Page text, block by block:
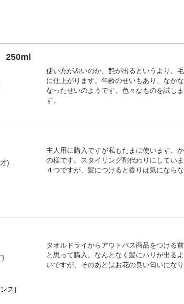
250ml
使い方が悪いのか、艶が出るというより、
に仕上がります。年齢のせいもあり、なか
なったせいのようです。色々なものを試し
す。
)
主人用に購入ですが私もたまに使います。
の様です。スタイリング剤代わりにしてい
４つですが、髪につけると香りは気になら
)
タオルドライからアウトバス商品をつける
と思って購入。なんとなく髪にハリが出る
いですが、そのあとはお花の良い匂いになり
ス]